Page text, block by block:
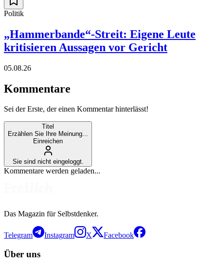
Politik
„Hammerbande“-Streit: Eigene Leute
kritisieren Aussagen vor Gericht
05.08.26
Kommentare
Sei der Erste, der einen Kommentar hinterlässt!
Titel
Erzählen Sie Ihre Meinung...
Einreichen
Sie sind nicht eingeloggt.
Kommentare werden geladen...
Das Magazin für Selbstdenker.
Telegram Instagram X Facebook
Über uns